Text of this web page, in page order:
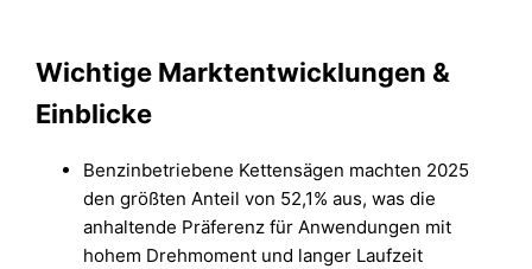
Wichtige Marktentwicklungen &
Einblicke
Benzinbetriebene Kettensägen machten 2025
den größten Anteil von 52,1% aus, was die
anhaltende Präferenz für Anwendungen mit
hohem Drehmoment und langer Laufzeit